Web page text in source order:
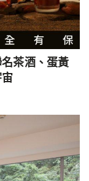
茶酒、蛋黃